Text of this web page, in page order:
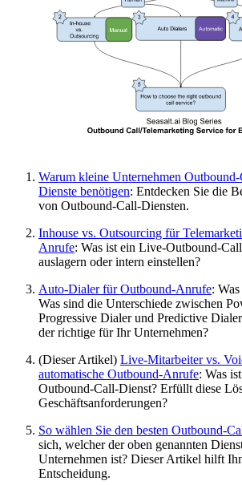
Warum kleine Unternehmen
Dienste benötigen: Entdecken Sie die
von Outbound-Call-Diensten.
Inhouse vs. Outsourcing für
Anrufe: Was ist ein Live-Outbound-
auslagern oder intern einstellen?
Auto-Dialer für Outbound-Anrufe:
Was sind die Unterschiede zwischen
Progressive Dialer und Predictive
der richtige für Ihr Unternehmen?
(Dieser Artikel) Live-Mitarbeiter vs.
automatische Outbound-Anrufe: Was
Outbound-Call-Dienst? Erfüllt diese
Geschäftsanforderungen?
So wählen Sie den besten Outbound-
sich, welcher der oben genannten
Unternehmen ist? Dieser Artikel hilft
Entscheidung.